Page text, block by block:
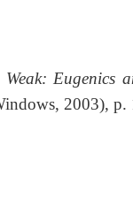
Eugenics
2003), p.